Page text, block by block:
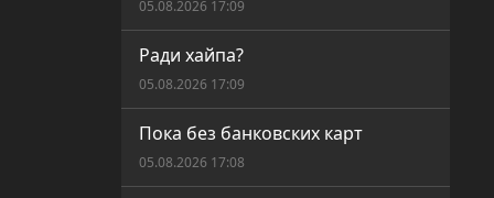
05.08.2026 17:09
Ради хайпа?
05.08.2026 17:09
Пока без банковских карт
05.08.2026 17:08